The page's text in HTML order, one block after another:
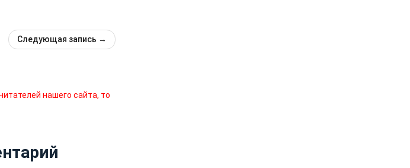
Следующая запись →
нашего сайта, то